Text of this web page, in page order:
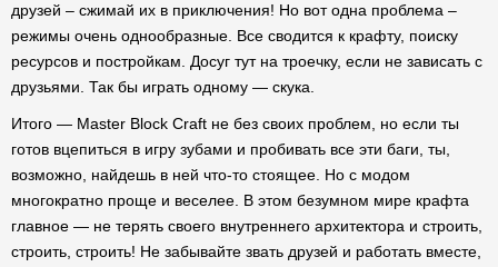
друзей – сжимай их в приключения! Но вот одна проблема –
режимы очень однообразные. Все сводится к крафту, поиску
ресурсов и постройкам. Досуг тут на троечку, если не зависать с
друзьями. Так бы играть одному — скука.
Итого — Master Block Craft не без своих проблем, но если ты
готов вцепиться в игру зубами и пробивать все эти баги, ты,
возможно, найдешь в ней что-то стоящее. Но с модом
многократно проще и веселее. В этом безумном мире крафта
главное — не терять своего внутреннего архитектора и строить,
строить, строить! Не забывайте звать друзей и работать вместе,